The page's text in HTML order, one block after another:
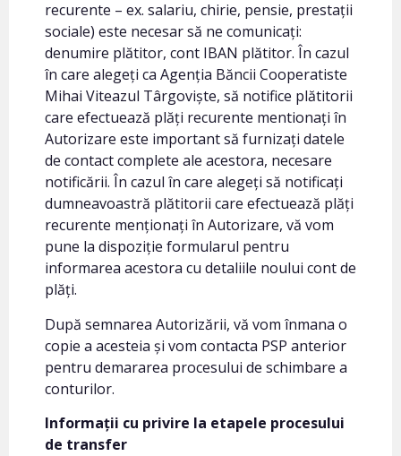
recurente – ex. salariu, chirie, pensie, prestații
sociale) este necesar să ne comunicați:
denumire plătitor, cont IBAN plătitor. În cazul
în care alegeți ca Agenția Băncii Cooperatiste
Mihai Viteazul Târgoviște, să notifice plătitorii
care efectuează plăți recurente mentionați în
Autorizare este important să furnizați datele
de contact complete ale acestora, necesare
notificării. În cazul în care alegeți să notificați
dumneavoastră plătitorii care efectuează plăți
recurente menționați în Autorizare, vă vom
pune la dispoziție formularul pentru
informarea acestora cu detaliile noului cont de
plăți.
După semnarea Autorizării, vă vom înmana o
copie a acesteia și vom contacta PSP anterior
pentru demararea procesului de schimbare a
conturilor.
Informații cu privire la etapele procesului
de transfer